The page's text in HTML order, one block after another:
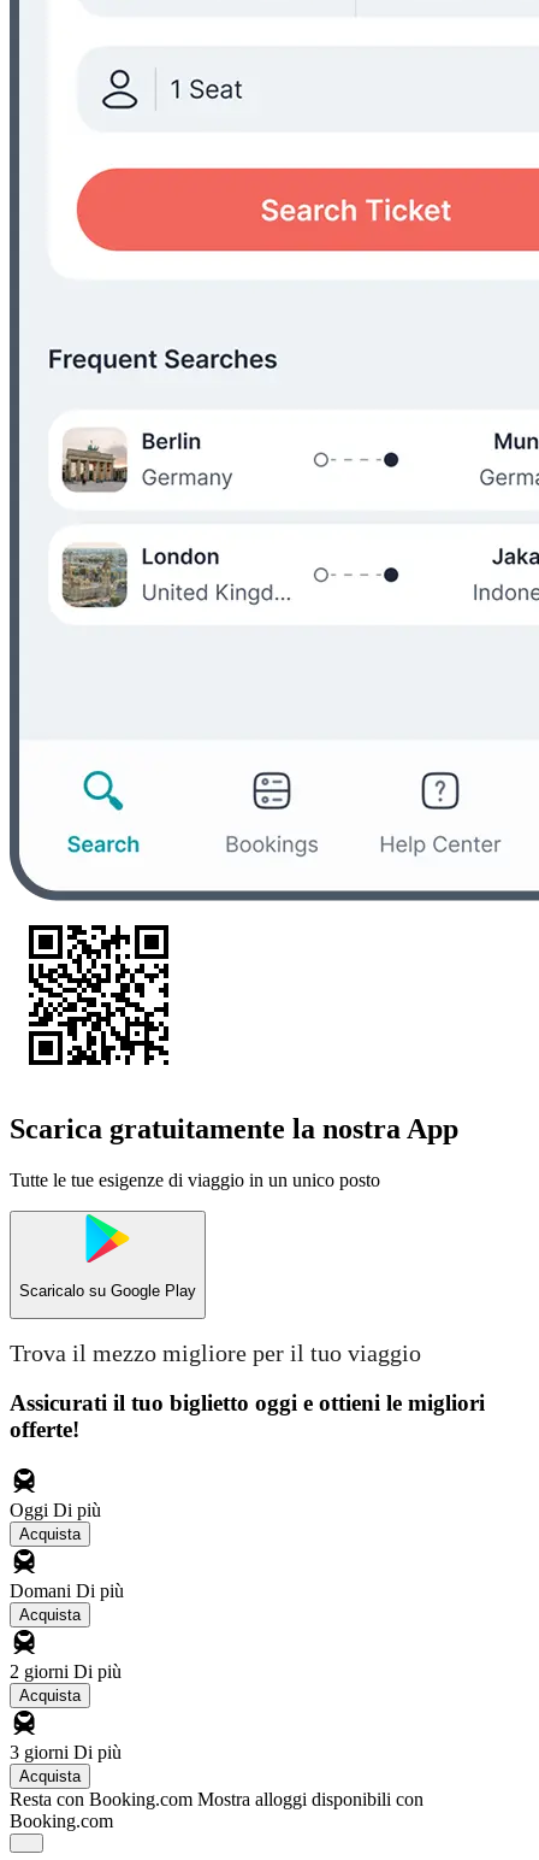
Scarica gratuitamente la nostra App
Tutte le tue esigenze di viaggio in un unico posto
Scaricalo su Google Play
Trova il mezzo migliore per il tuo viaggio
Assicurati il ​​tuo biglietto oggi e ottieni le migliori
offerte!
Oggi Di più
Acquista
Domani Di più
Acquista
2 giorni Di più
Acquista
3 giorni Di più
Acquista
Resta con Booking.com Mostra alloggi disponibili con
Booking.com